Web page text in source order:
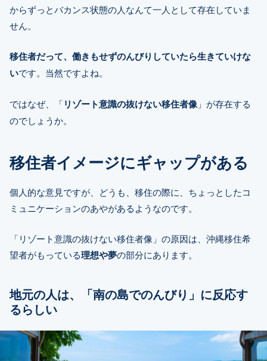
からずっとバカンス状態の人なんて一人として存在していま
せん。
移住者だって、働きもせずのんびりしていたら生きていけな
いです。当然ですよね。
ではなぜ、「リゾート意識の抜けない移住者像 」が存在する
のでしょうか。
移住者イメージにギャップがある
個人的な意見ですが、どうも、移住の際に、ちょっとしたコ
ミュニケーションのあやがあるようなのです。
「リゾート意識の抜けない移住者像」の原因は、沖縄移住希
望者がもっている理想や夢の部分にあります。
地元の人は、「南の島でのんびり」に反応す
るらしい